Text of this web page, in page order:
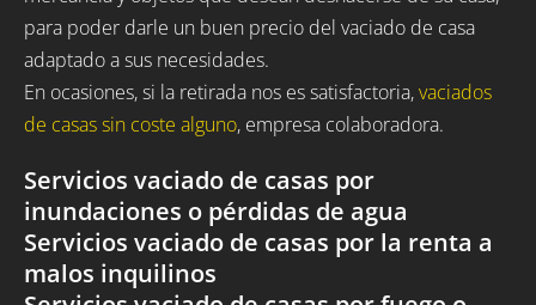
para poder darle un buen precio del vaciado de casa
adaptado a sus necesidades.
En ocasiones, si la retirada nos es satisfactoria,vaciados
de casas sin coste alguno, empresa colaboradora.
Servicios vaciado de casas por
inundaciones o pérdidas de agua
Servicios vaciado de casas por la renta a
malos inquilinos